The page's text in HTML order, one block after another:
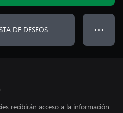
DE DESEOS ● ● ●
recibirán acceso a la información